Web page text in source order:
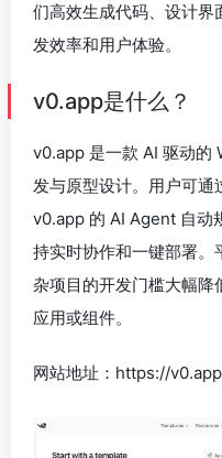
们高效生成代码、设计界
发效率和用户体验。
v0.app是什么？
v0.app 是一款 AI 驱动的
发与原型设计。用户可通
v0.app 的 AI Agent 自动
持实时协作和一键部署。
杂项目的开发门槛大幅降
应用或组件。
网站地址：https://v0.app